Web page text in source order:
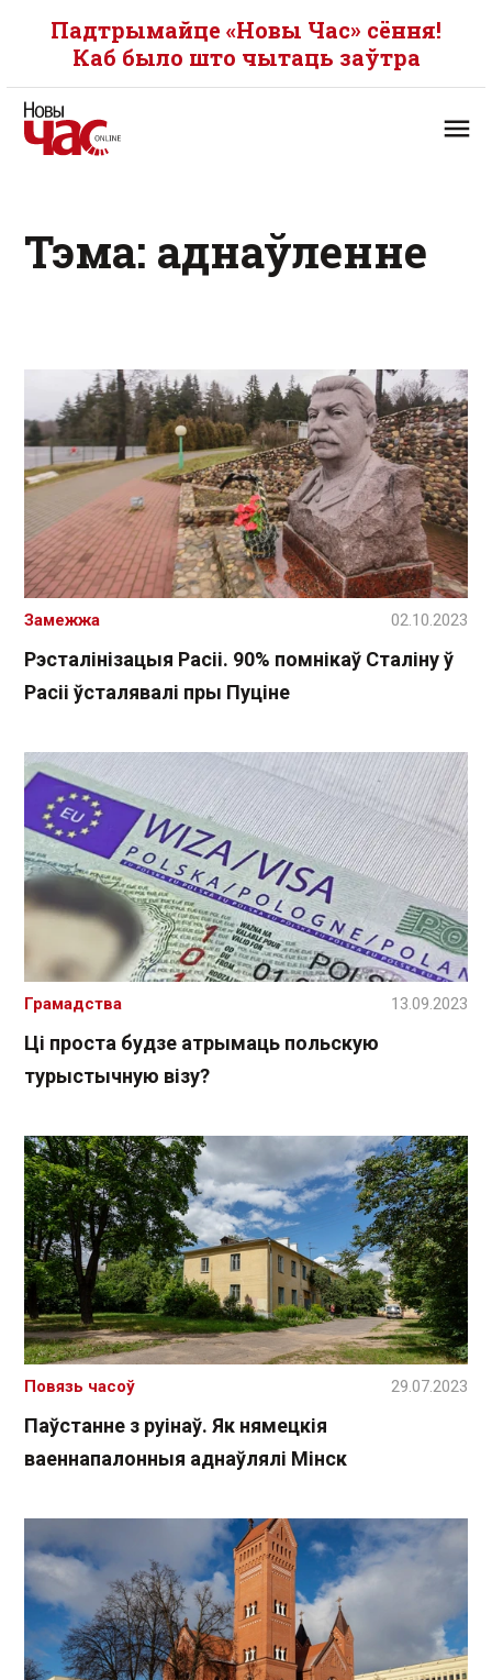
Падтрымайце «Новы Час» сёння!
Каб было што чытаць заўтра
Тэма: аднаўленне
Рэсталінізацыя Расіі. 90% помнікаў Сталіну ў
Расіі ўсталявалі пры Пуціне
Замежжа 02.10.2023
Ці проста будзе атрымаць польскую
турыстычную візу?
Грамадства 13.09.2023
Паўстанне з руінаў. Як нямецкія
ваеннапалонныя аднаўлялі Мінск
Повязь часоў 29.07.2023